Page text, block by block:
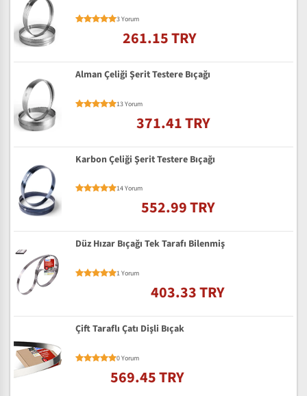
3 Yorum
261.15 TRY
Alman Çeliği Şerit Testere Bıçağı
13 Yorum
371.41 TRY
Karbon Çeliği Şerit Testere Bıçağı
14 Yorum
552.99 TRY
Düz Hızar Bıçağı Tek Tarafı Bilenmiş
1 Yorum
403.33 TRY
Çift Taraflı Çatı Dişli Bıçak
0 Yorum
569.45 TRY